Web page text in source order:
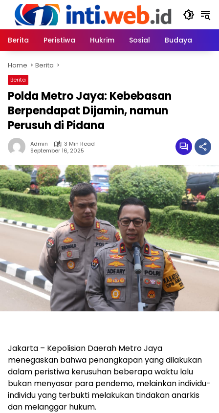
content
Berita
Peristiwa Hukrim Sosial Budaya
Home Berita
Berita
Polda Metro Jaya: Kebebasan
Berpendapat Dijamin, namun
Perusuh di Pidana
Admin
3 Min Read
September 16, 2025
Jakarta – Kepolisian Daerah Metro Jaya
menegaskan bahwa penangkapan yang dilakukan
dalam peristiwa kerusuhan beberapa waktu lalu
bukan menyasar para pendemo, melainkan individu-
individu yang terbukti melakukan tindakan anarkis
dan melanggar hukum.